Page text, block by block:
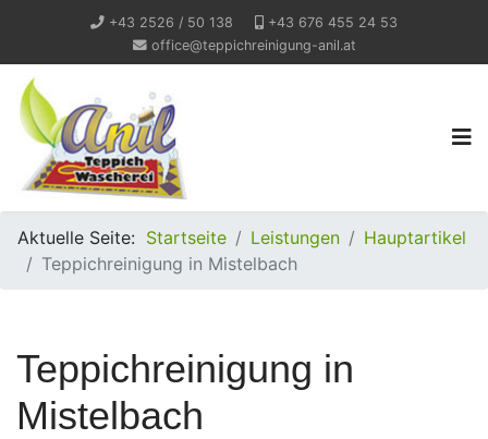
+43 2526 / 50 138
+43 676 455 24 53
office@teppichreinigung-anil.at
Aktuelle Seite: Startseite Leistungen
Hauptartikel
Teppichreinigung in Mistelbach
Teppichreinigung in
Mistelbach